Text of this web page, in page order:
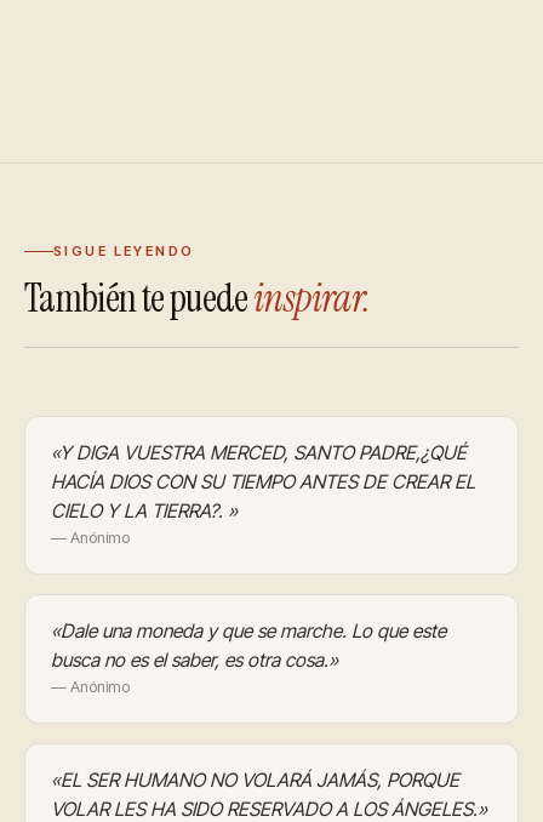
SIGUE LEYENDO
También te puedeinspirar.
«Y DIGA VUESTRA MERCED, SANTO PADRE,¿QUÉ
HACÍA DIOS CON SU TIEMPO ANTES DE CREAR EL
CIELO Y LA TIERRA?. »
— Anónimo
«Dale una moneda y que se marche. Lo que este
busca no es el saber, es otra cosa.»
— Anónimo
«EL SER HUMANO NO VOLARÁ JAMÁS, PORQUE
VOLAR LES HA SIDO RESERVADO A LOS ÁNGELES.»